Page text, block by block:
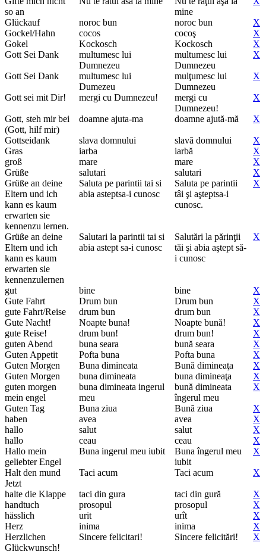
so an
mine
Glückauf noroc bun noroc bun
X
Gockel/Hahn
cocos cocoş
X
Gokel
Kockosch Kockosch
X
Gott Sei Dank
multumesc lui
Dumnezeu
multumesc lui
Dumnezeu
X
Gott Sei Dank
multumesc lui
Dumezeu
mulţumesc lui
Dumnezeu
X
Gott sei mit Dir! mergi cu Dumnezeu!
mergi cu
Dumnezeu!
X
Gott, steh mir bei
(Gott, hilf mir)
doamne ajuta-ma doamne ajută-mă X
Gottseidank slava domnului slavă domnului
X
Gras
iarba iarbă
X
groß
mare mare
X
Grüße
salutari salutari
X
Grüße an deine
Eltern und ich
kann es kaum
erwarten sie
kennenzu lernen.
Saluta pe parintii tai si
abia asteptsa-i cunosc
Saluta pe parintii
tâi şi aşteptsa-i
cunosc.
X
Grüße an deine
Eltern und ich
kann es kaum
erwarten sie
kennenzulernen
Salutari la parintii tai si
abia astept sa-i cunosc
Salutări la părinţii
tăi şi abia aştept să-
i cunosc
X
gut bine bine
X
Gute Fahrt
Drum bun Drum bun
X
gute Fahrt/Reise
drum bun drum bun
X
Gute Nacht!
Noapte buna! Noapte bună!
X
gute Reise!
drum bun! drum bun!
X
guten Abend
buna seara bună seara
X
Guten Appetit
Pofta buna Pofta buna
X
Guten Morgen
Buna dimineata Bună dimineaţa
X
Guten Morgen
buna dimineata buna dimineaţa
X
guten morgen
mein engel
buna dimineata ingerul
meu
bună dimineata
îngerul meu
X
Guten Tag Buna ziua Bună ziua
X
haben
avea avea
X
hallo
salut salut
X
hallo
ceau ceau
X
Hallo mein
geliebter Engel
Buna ingerul meu iubit
Buna îngerul meu
iubit
X
Halt den mund
Jetzt
Taci acum Taci acum X
halte die Klappe taci din gura taci din gură
X
handtuch
prosopul prosopul
X
hässlich
urit urît
X
Herz
inima inima
X
Herzlichen
Glückwunsch!
Sincere felicitari! Sincere felicitări! X